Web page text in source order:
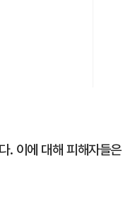
. 이에 대해 피해자들은